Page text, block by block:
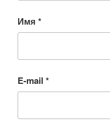
Имя *
E-mail *